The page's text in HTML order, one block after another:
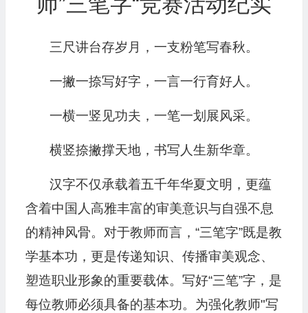
三尺讲台存岁月，一支粉笔写春秋。
一撇一捺写好字，一言一行育好人。
一横一竖见功夫，一笔一划展风采。
横竖捺撇撑天地，书写人生新华章。
汉字不仅承载着五千年华夏文明，更蕴
含着中国人高雅丰富的审美意识与自强不息
的精神风骨。对于教师而言，“三笔字”既是教
学基本功，更是传递知识、传播审美观念、
塑造职业形象的重要载体。写好“三笔”字，是
每位教师必须具备的基本功。为强化教师"写